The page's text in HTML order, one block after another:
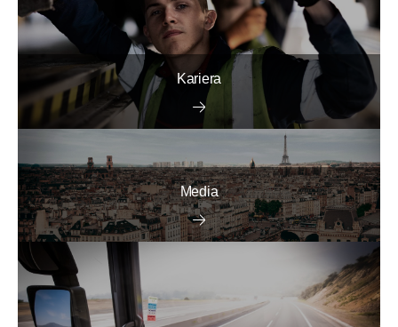
Kariera
Media